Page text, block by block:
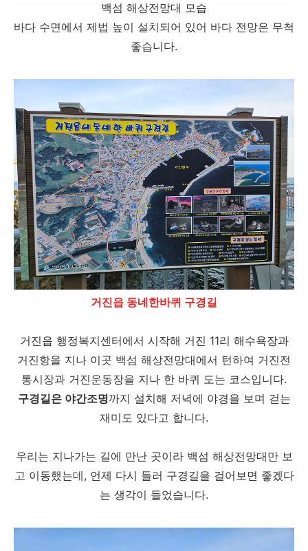
백섬 해상전망대 모습
바다 수면에서 제법 높이 설치되어 있어 바다 전망은 무척
좋습니다.
거진읍 동네한바퀴 구경길
거진읍 행정복지센터에서 시작해 거진 11리 해수욕장과
거진항을 지나 이곳 백섬 해상전망대에서 턴하여 거진전
통시장과 거진운동장을 지나 한 바퀴 도는 코스입니다.
구경길은 야간조명까지 설치해 저녁에 야경을 보며 걷는
재미도 있다고 합니다.
우리는 지나가는 길에 만난 곳이라 백섬 해상전망대만 보
고 이동했는데, 언제 다시 들러 구경길을 걸어보면 좋겠다
는 생각이 들었습니다.